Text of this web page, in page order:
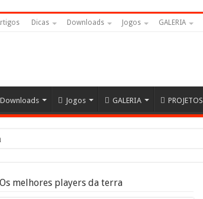
Dicas Downloads Jogos GALERIA
Downloads Jogos GALERIA PROJETOS
– DRAGON
melhores players da terra